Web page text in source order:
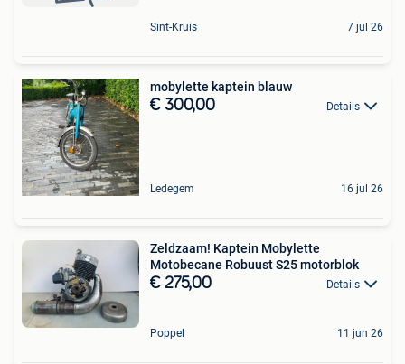
Sint-Kruis 7 jul 26
mobylette kaptein blauw
€ 300,00 Details
Ledegem 16 jul 26
Zeldzaam! Kaptein Mobylette
Motobecane Robuust S25 motorblok
€ 275,00 Details
Poppel 11 jun 26